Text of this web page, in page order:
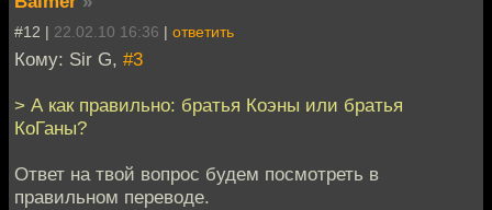
#12 | 22.02.10 16:36 | ответить
Кому: Sir G, #3
> А как правильно: братья Коэны или братья
КоГаны?
Ответ на твой вопрос будем посмотреть в
правильном переводе.